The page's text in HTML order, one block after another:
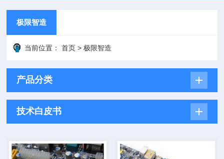
极限智造
当前位置：首页 >极限智造
产品分类
技术白皮书